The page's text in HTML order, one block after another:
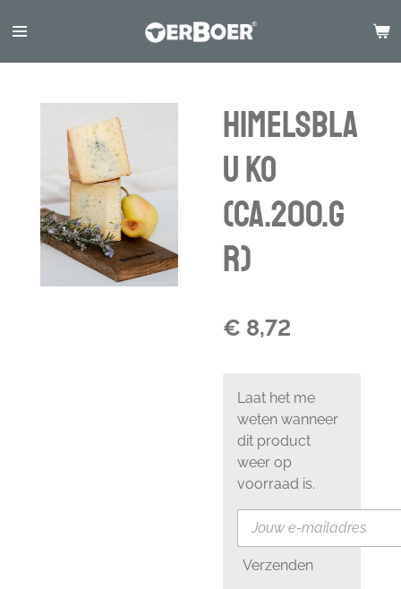
direct
naar
hoofdinhoud
Himelsbla
u Ko
(ca.200.g
r)
€ 8,72
Laat het me
weten wanneer
dit product
weer op
voorraad is.
Verzenden